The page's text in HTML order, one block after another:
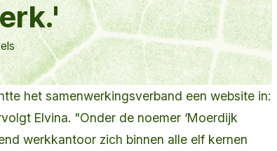
het samenwerkingsverband een website in:
Elvina. "Onder de noemer ‘Moerdijk
werkkantoor zich binnen alle elf kernen